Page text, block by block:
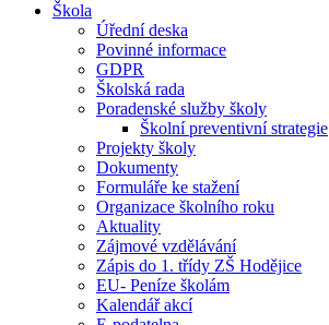
Škola
Úřední deska
Povinné informace
GDPR
Školská rada
Poradenské služby školy
Školní preventivní strategie
Projekty školy
Dokumenty
Formuláře ke stažení
Organizace školního roku
Aktuality
Zájmové vzdělávání
Zápis do 1. třídy ZŠ Hodějice
EU- Peníze školám
Kalendář akcí